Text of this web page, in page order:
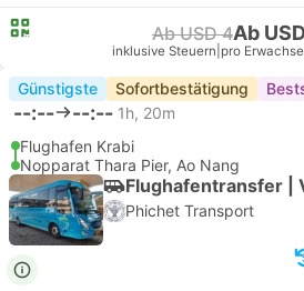
Ab USD 4Ab
inklusive Steuern pro
Günstigste Sofortbestätigung
--:-- --:-- 1h, 20m
Flughafen Krabi
Nopparat Thara Pier, Ao Nang
Flughafentransfer |
Phichet Transport